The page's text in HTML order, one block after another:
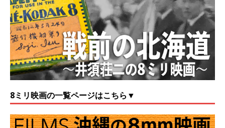
8ミリ映画の一覧ページはこちら▼